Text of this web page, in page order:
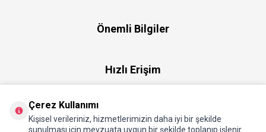
Önemli Bilgiler
Hızlı Erişim
Çerez Kullanımı
Kişisel verileriniz, hizmetlerimizin daha iyi bir şekilde
sunulması için mevzuata uygun bir şekilde toplanıp işlenir.